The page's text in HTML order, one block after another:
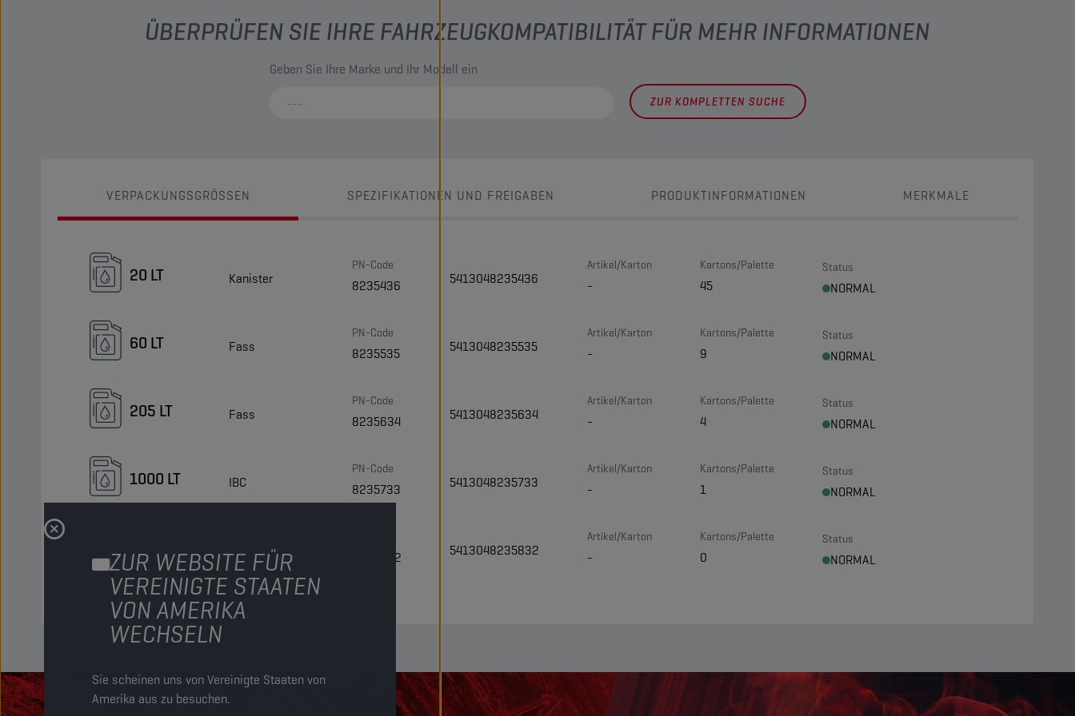
ZUR WEBSITE FÜR
VEREINIGTE STAATEN
VON AMERIKA
WECHSELN
Sie scheinen uns von Vereinigte Staaten von
Amerika aus zu besuchen.
ÜBERPRÜFEN SIE IHRE FAHRZEUGKOMPATIBILITÄT FÜR MEHR INFORMATIONEN
Geben Sie Ihre Marke und Ihr Modell ein
ZUR KOMPLETTEN SUCHE
VERPACKUNGSGRÖSSEN SPEZIFIKATIONEN UND FREIGABEN PRODUKTINFORMATIONEN MERKMALE
20 LT Kanister
PN-Code
8235436 5413048235436
Artikel/Karton
-
Kartons/Palette
45
Status
NORMAL
60 LT Fass
PN-Code
8235535 5413048235535
Artikel/Karton
-
Kartons/Palette
9
Status
NORMAL
205 LT Fass
PN-Code
8235634 5413048235634
Artikel/Karton
-
Kartons/Palette
4
Status
NORMAL
1000 LT IBC
PN-Code
8235733 5413048235733
Artikel/Karton
-
Kartons/Palette
1
Status
NORMAL
lose Tankware 8235832 5413048235832
Artikel/Karton
-
Kartons/Palette
0
Status
NORMAL